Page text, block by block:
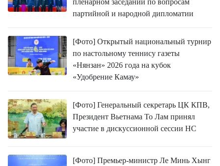
пленарном заседании по вопросам
партийной и народной дипломатии
[Фото] Открытый национальный турнир
по настольному теннису газеты
«Нянзан» 2026 года на кубок
«Удобрение Камау»
[Фото] Генеральный секретарь ЦК КПВ,
Президент Вьетнама То Лам принял
участие в дискуссионной сессии НС
[Фото] Премьер-министр Ле Минь Хынг